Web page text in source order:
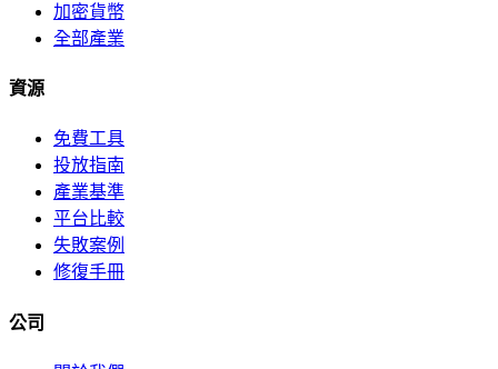
加密貨幣
全部產業
資源
免費工具
投放指南
產業基準
平台比較
失敗案例
修復手冊
公司